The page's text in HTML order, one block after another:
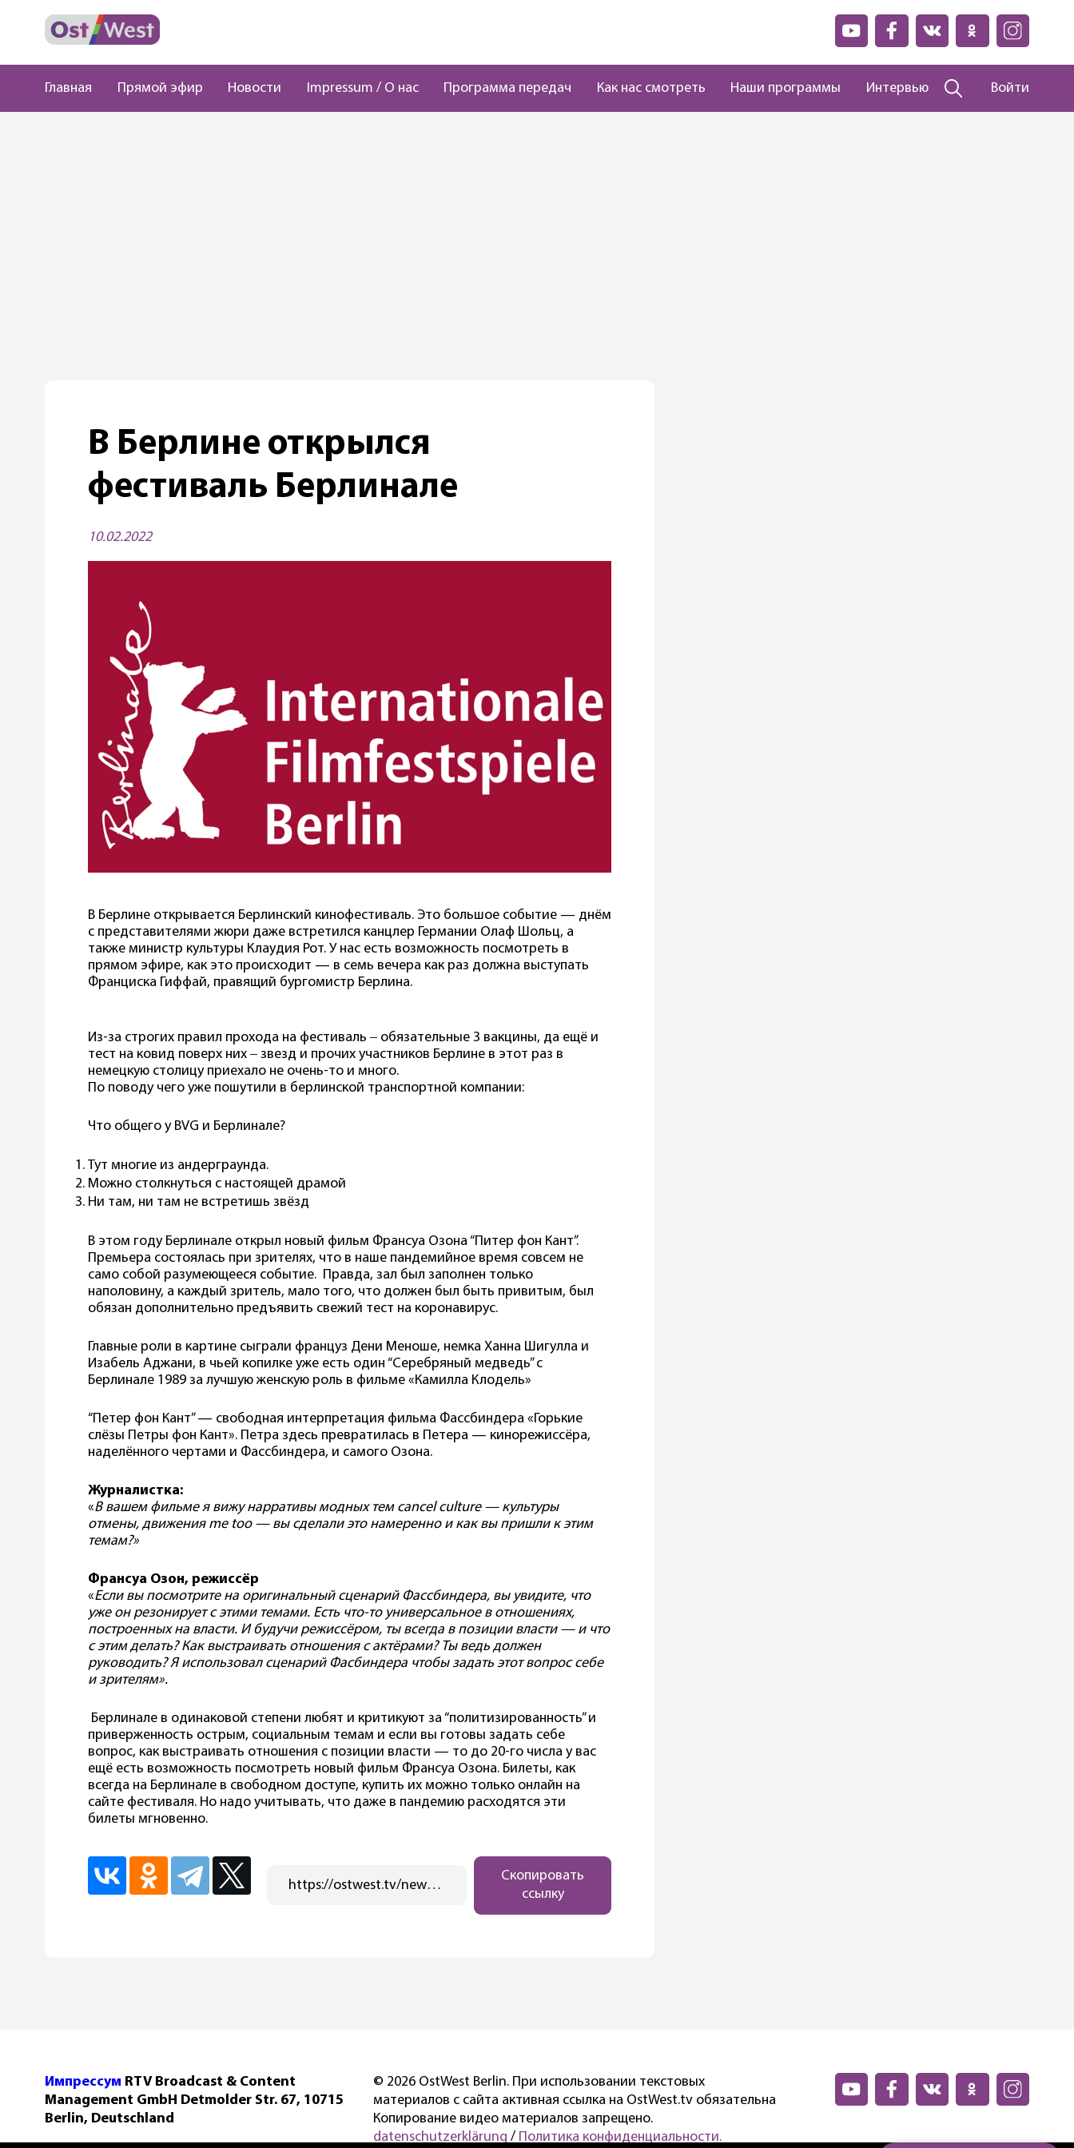
Главная Прямой эфир Новости Impressum / О нас Программа передач Как нас смотреть Наши программы Интервью Войти
В Берлине открылся
фестиваль Берлинале
10.02.2022
В Берлине открывается Берлинский кинофестиваль. Это большое событие — днём
с представителями жюри даже встретился канцлер Германии Олаф Шольц, а
также министр культуры Клаудия Рот. У нас есть возможность посмотреть в
прямом эфире, как это происходит — в семь вечера как раз должна выступать
Франциска Гиффай, правящий бургомистр Берлина.
Из-за строгих правил прохода на фестиваль ‒ обязательные 3 вакцины, да ещё и
тест на ковид поверх них ‒ звезд и прочих участников Берлине в этот раз в
немецкую столицу приехало не очень-то и много.
По поводу чего уже пошутили в берлинской транспортной компании:
Что общего у BVG и Берлинале?
Тут многие из андерграунда.
Можно столкнуться с настоящей драмой
Ни там, ни там не встретишь звёзд
В этом году Берлинале открыл новый фильм Франсуа Озона “Питер фон Кант”.
Премьера состоялась при зрителях, что в наше пандемийное время совсем не
само собой разумеющееся событие. Правда, зал был заполнен только
наполовину, а каждый зритель, мало того, что должен был быть привитым, был
обязан дополнительно предъявить свежий тест на коронавирус.
Главные роли в картине сыграли француз Дени Меноше, немка Ханна Шигулла и
Изабель Аджани, в чьей копилке уже есть один “Серебряный медведь” с
Берлинале 1989 за лучшую женскую роль в фильме «Камилла Клодель»
“Петер фон Кант” — свободная интерпретация фильма Фассбиндера «Горькие
слёзы Петры фон Кант». Петра здесь превратилась в Петера — кинорежиссёра,
наделённого чертами и Фассбиндера, и самого Озона.
Журналистка:
«В вашем фильме я вижу нарративы модных тем cancel culture — культуры
отмены, движения me too — вы сделали это намеренно и как вы пришли к этим
темам?»
Франсуа Озон, режиссёр
«Если вы посмотрите на оригинальный сценарий Фассбиндера, вы увидите, что
уже он резонирует с этими темами. Есть что-то универсальное в отношениях,
построенных на власти. И будучи режиссёром, ты всегда в позиции власти — и что
с этим делать? Как выстраивать отношения с актёрами? Ты ведь должен
руководить? Я использовал сценарий Фасбиндера чтобы задать этот вопрос себе
и зрителям».
Берлинале в одинаковой степени любят и критикуют за “политизированность” и
приверженность острым, социальным темам и если вы готовы задать себе
вопрос, как выстраивать отношения с позиции власти — то до 20-го числа у вас
ещё есть возможность посмотреть новый фильм Франсуа Озона. Билеты, как
всегда на Берлинале в свободном доступе, купить их можно только онлайн на
сайте фестиваля. Но надо учитывать, что даже в пандемию расходятся эти
билеты мгновенно.
https://ostwest.tv/news/v-berline-otkrylsya-festival-berlinale/
Скопировать
ссылку
Импрессум RTV Broadcast & Content
Management GmbH Detmolder Str. 67, 10715
Berlin, Deutschland
© 2026 OstWest Berlin. При использовании текстовых
материалов с сайта активная ссылка на OstWest.tv обязательна
Копирование видео материалов запрещено.
datenschutzerklärung / Политика конфиденциальности.